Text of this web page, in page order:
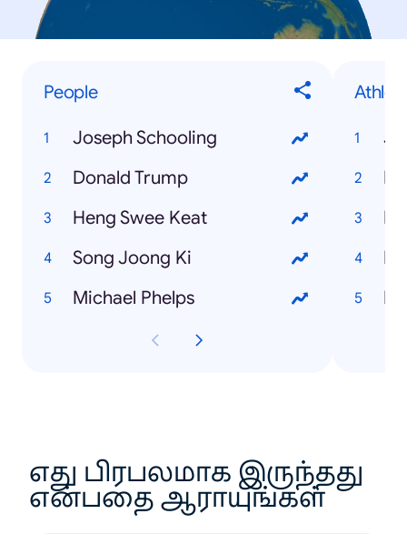
People
Joseph Schooling
Donald Trump
Heng Swee Keat
Song Joong Ki
Michael Phelps
எது பிரபலமாக இருந்தது
என்பதை ஆராயுங்கள்